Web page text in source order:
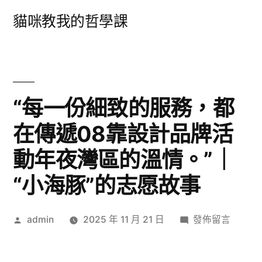
貓咪教我的哲學課
“每一份細致的服務，都
在傳遞08靠設計品牌活
動年夜灣區的溫情。”｜
“小海豚”的志愿故事
作
admin 2025 年 11 月 21 日
在
發佈留言